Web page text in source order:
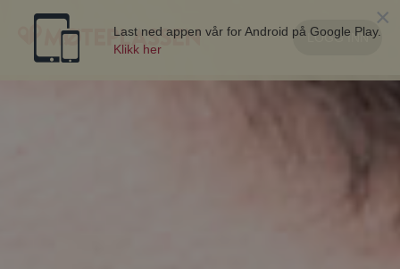
LOGG INN
×
Last ned appen vår for Android på Google Play.
Klikk her